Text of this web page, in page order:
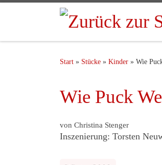
Start » Stücke » Kinder » Wie
Wie Puck
von Christina Stenger
Inszenierung: Torsten